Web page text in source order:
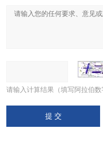
请输入计算结果（填写阿拉伯